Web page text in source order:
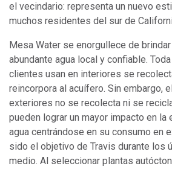
el vecindario: representa un nuevo
muchos residentes del sur de
Mesa Water se enorgullece de
abundante agua local y confiable.
clientes usan en interiores se
reincorpora al acuífero. Sin embargo,
exteriores no se recolecta ni se
pueden lograr un mayor impacto en
agua centrándose en su consumo en
sido el objetivo de Travis durante los
medio. Al seleccionar plantas